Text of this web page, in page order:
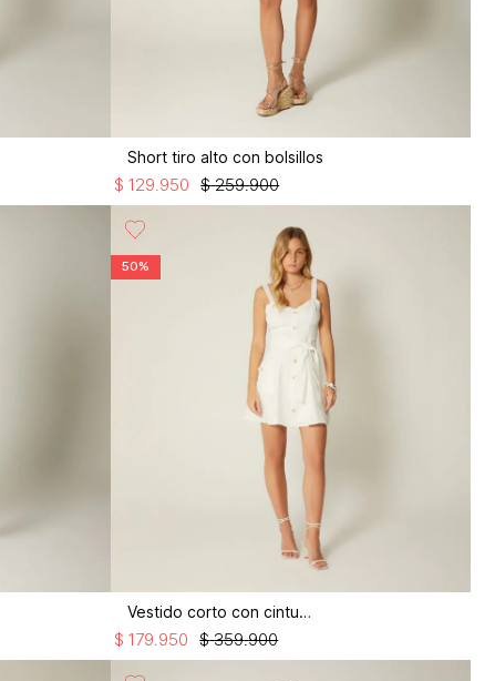
Short tiro alto con bolsillos
$ 259.900
$ 129.950
50%
Vestido corto con cinturon
$ 359.900
$ 179.950